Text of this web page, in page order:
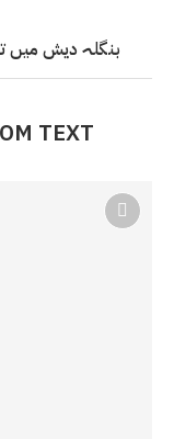
بنگلہ دیش میں
TEXT